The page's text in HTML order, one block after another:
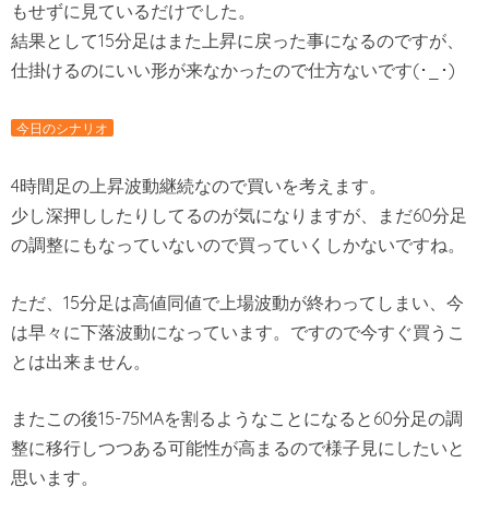
もせずに見ているだけでした。
結果として15分足はまた上昇に戻った事になるのですが、
仕掛けるのにいい形が来なかったので仕方ないです(･_･)
今日のシナリオ
4時間足の上昇波動継続なので買いを考えます。
少し深押ししたりしてるのが気になりますが、まだ60分足
の調整にもなっていないので買っていくしかないですね。
ただ、15分足は高値同値で上場波動が終わってしまい、今
は早々に下落波動になっています。ですので今すぐ買うこ
とは出来ません。
またこの後15-75MAを割るようなことになると60分足の調
整に移行しつつある可能性が高まるので様子見にしたいと
思います。